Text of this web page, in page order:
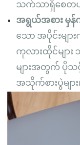
သက်သာရှိစေတ
အရွယ်အစား မှန်က
သော အပိုင်းမျာ
ကုလားထိုင်မျာ
များအတွက် ပိုသ
အသိုက်စားပွဲများ